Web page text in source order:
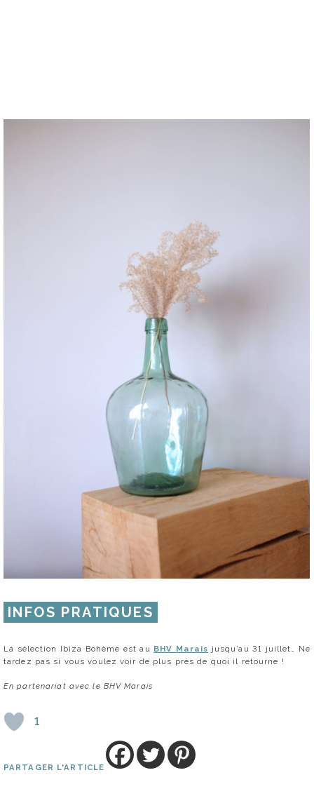
INFOS PRATIQUES
La sélection Ibiza Bohème est au BHV Marais jusqu’au 31 juillet… Ne
tardez pas si vous voulez voir de plus près de quoi il retourne !
En partenariat avec le BHV Marais
1
PARTAGER L'ARTICLE